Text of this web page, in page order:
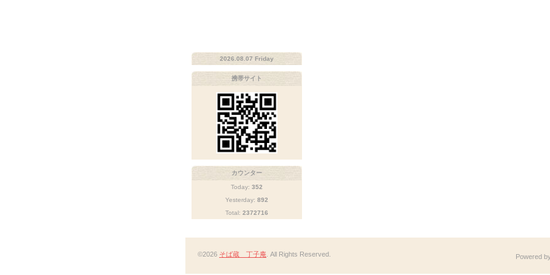
2026.08.07 Friday
携帯サイト
カウンター
Today: 352
Yesterday: 892
Total: 2372716
©2026 そば蔵 丁子庵 . All Rights Reserved. Powered